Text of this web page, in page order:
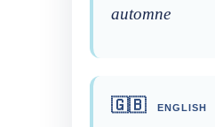
automne
🇬🇧 ENGLISH